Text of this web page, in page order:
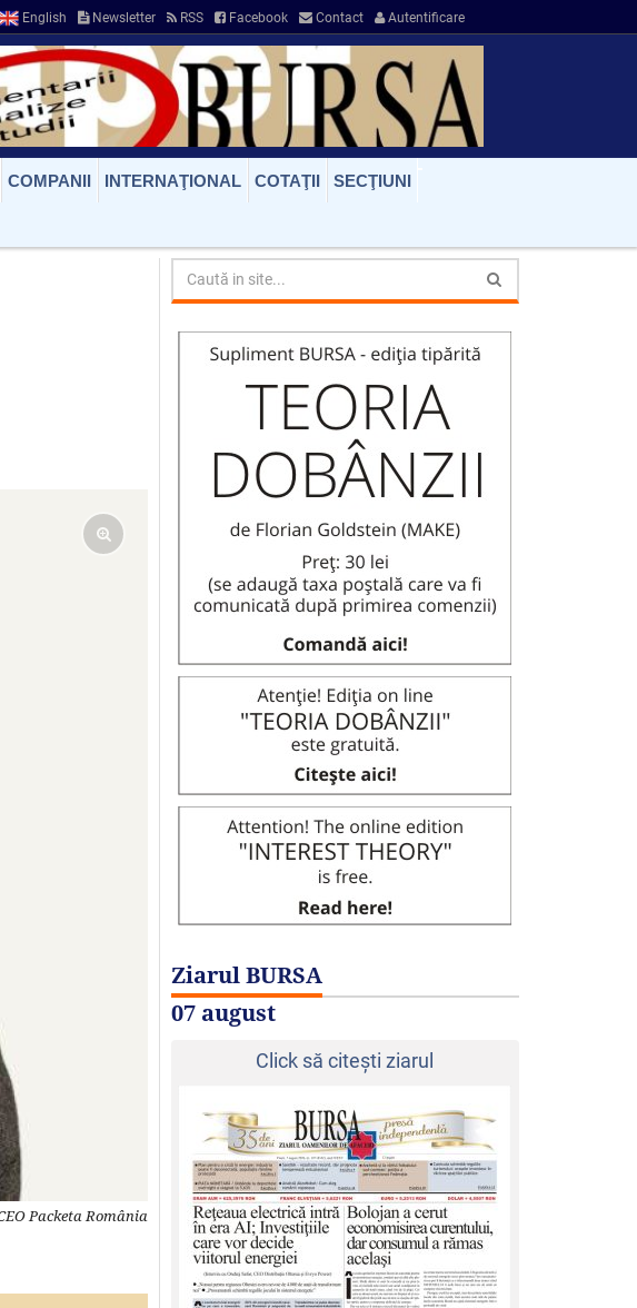
English Newsletter RSS Facebook Contact Autentificare
COMPANII INTERNAŢIONAL COTAŢII SECŢIUNI
Packeta România
Ziarul BURSA
07 august
Click să citeşti ziarul